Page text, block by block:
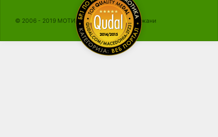
© 2006 - 2019 МОТИКА, Сите права се задржани